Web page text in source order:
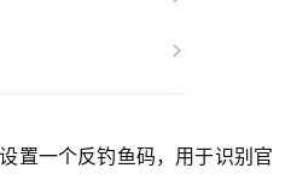
置一个反钓鱼码，用于识别官